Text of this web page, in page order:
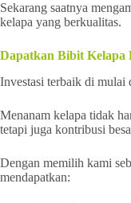
Sekarang saatnya
kelapa yang berkualitas.
Dapatkan Bibit Kelapa
Investasi terbaik di mulai
Menanam kelapa tidak
tetapi juga kontribusi
Dengan memilih kami
mendapatkan: